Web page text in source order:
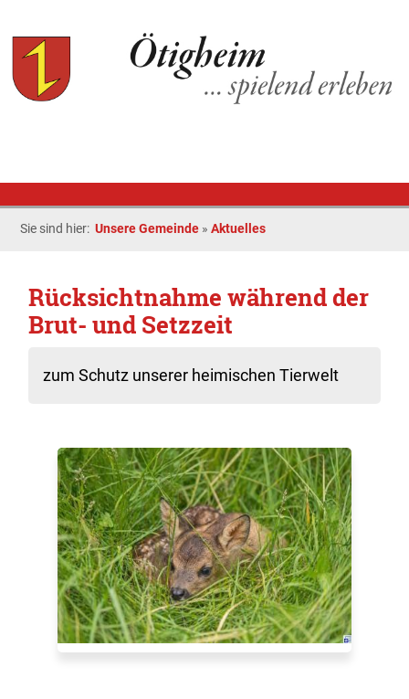
Sie sind hier:Unsere Gemeinde »Aktuelles
Rücksichtnahme während der
Brut- und Setzzeit
zum Schutz unserer heimischen Tierwelt